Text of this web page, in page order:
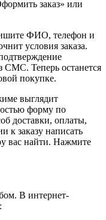
заказ» или
ФИО, телефон и
условия заказа.
СМС. Теперь останется
покупке.
выглядит
форму по
доставки, оплаты,
к заказу написать
вас найти. Нажмите
В интернет-